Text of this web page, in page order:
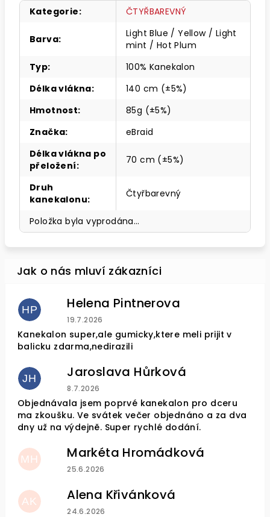
Kategorie: ČTYŘBAREVNÝ
Barva:
Light Blue / Yellow / Light
mint / Hot Plum
Typ:
100% Kanekalon
Délka vlákna:
140 cm (±5%)
Hmotnost:
85g (±5%)
Značka:
eBraid
Délka vlákna po
přeložení: 70 cm (±5%)
Druh
kanekalonu: Čtyřbarevný
Položka byla vyprodána…
HP Helena Pintnerova
Hodnocení obchodu je 4 z 5 hvězdiček.
19.7.2026
Kanekalon super,ale gumicky,ktere meli prijit v
balicku zdarma,nedirazili
JH Jaroslava Hůrková
Hodnocení obchodu je 5 z 5 hvězdiček.
8.7.2026
Objednávala jsem poprvé kanekalon pro dceru
ma zkoušku. Ve svátek večer objednáno a za dva
dny už na výdejně. Super rychlé dodání.
MH Markéta Hromádková
Hodnocení obchodu je 5 z 5 hvězdiček.
25.6.2026
AK Alena Křivánková
Hodnocení obchodu je 5 z 5 hvězdiček.
24.6.2026